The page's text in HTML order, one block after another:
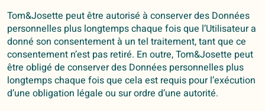
Tom&Josette peut être autorisé à conserver des Données
personnelles plus longtemps chaque fois que l’Utilisateur a
donné son consentement à un tel traitement, tant que ce
consentement n’est pas retiré. En outre, Tom&Josette peut
être obligé de conserver des Données personnelles plus
longtemps chaque fois que cela est requis pour l’exécution
d’une obligation légale ou sur ordre d’une autorité.